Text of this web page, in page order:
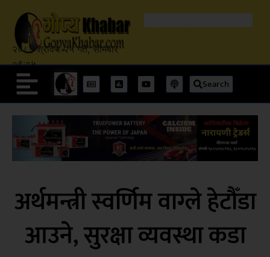
२०८३ श्रावण २५ गते, सोमबार
०९:०५
Search
अर्थमन्त्री स्वर्णिम वाग्ले हेटौँडा
आउने, सुरक्षा व्यवस्था कडा